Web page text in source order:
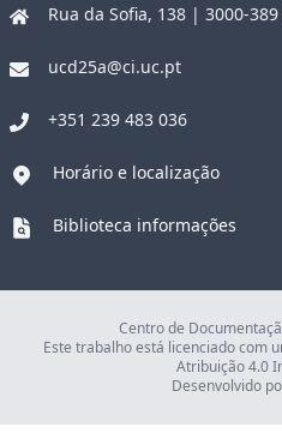
Rua da Sofia, 138 | 3000-389
ucd25a@ci.uc.pt
+351 239 483 036
Horário e localização
Biblioteca informações
Centro de
Este trabalho está licenciado com
Atribuição 4.0
Desenvolvido